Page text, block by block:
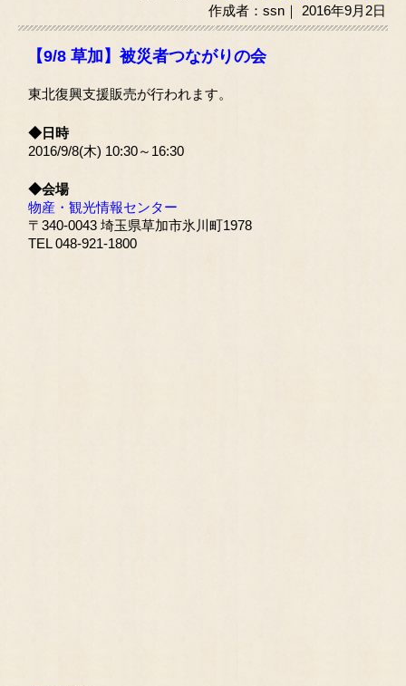
作成者：ssn｜ 2016年9月2日
【9/8 草加】被災者つながりの会
東北復興支援販売が行われます。
◆日時
2016/9/8(木) 10:30～16:30
◆会場
物産・観光情報センター
〒340-0043 埼玉県草加市氷川町1978
TEL 048-921-1800